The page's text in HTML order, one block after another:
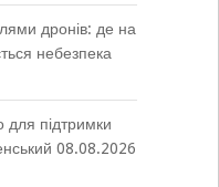
дронів: де на
небезпека
для підтримки
08.08.2026